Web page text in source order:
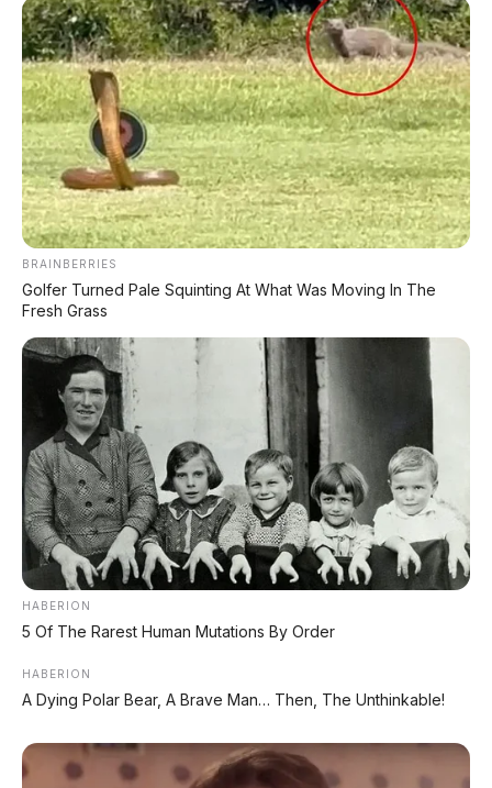
⚡ Huawei AITO M9: SUV Premium 903
HP dengan Teknologi Huawei Full-Stack
⚡ GAC Hyptec S600: SUV Listrik
Premium dengan Range 800 Km Siap
Hadir di Indonesia?
⚡ Xpeng MONA L03: SUV Listrik Global
dengan AI 1.500 TOPS Siap Masuk
Indonesia?
⚡ GAC Trumpchi Yue 7: SUV Off-Road
PHEV Boxy Alias Defender Siap
Meluncur
PROMO TERBATAS!
MILIKI MOBIL IMPIAN
✔ GRATIS BALIK NAMA
BRAINBERRIES
Golfer Turned Pale Squinting At What Was Moving In The
Fresh Grass
HABERION
5 Of The Rarest Human Mutations By Order
HABERION
A Dying Polar Bear, A Brave Man… Then, The Unthinkable!